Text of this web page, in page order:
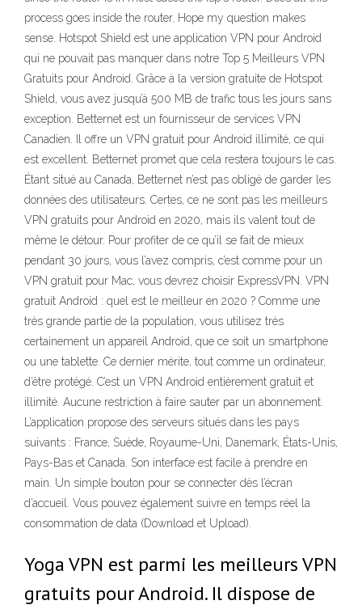
process goes inside the router. Hope my question makes
sense. Hotspot Shield est une application VPN pour Android
qui ne pouvait pas manquer dans notre Top 5 Meilleurs VPN
Gratuits pour Android. Grâce à la version gratuite de Hotspot
Shield, vous avez jusqu’à 500 MB de trafic tous les jours sans
exception. Betternet est un fournisseur de services VPN
Canadien. Il offre un VPN gratuit pour Android illimité, ce qui
est excellent. Betternet promet que cela restera toujours le cas.
Étant situé au Canada, Betternet n’est pas obligé de garder les
données des utilisateurs. Certes, ce ne sont pas les meilleurs
VPN gratuits pour Android en 2020, mais ils valent tout de
même le détour. Pour profiter de ce qu’il se fait de mieux
pendant 30 jours, vous l’avez compris, c’est comme pour un
VPN gratuit pour Mac, vous devrez choisir ExpressVPN. VPN
gratuit Android : quel est le meilleur en 2020 ? Comme une
très grande partie de la population, vous utilisez très
certainement un appareil Android, que ce soit un smartphone
ou une tablette. Ce dernier mérite, tout comme un ordinateur,
d’être protégé. C’est un VPN Android entièrement gratuit et
illimité. Aucune restriction à faire sauter par un abonnement.
L’application propose des serveurs situés dans les pays
suivants : France, Suède, Royaume-Uni, Danemark, États-Unis,
Pays-Bas et Canada. Son interface est facile à prendre en
main. Un simple bouton pour se connecter dès l’écran
d’accueil. Vous pouvez également suivre en temps réel la
consommation de data (Download et Upload).
Yoga VPN est parmi les meilleurs VPN
gratuits pour Android. Il dispose de